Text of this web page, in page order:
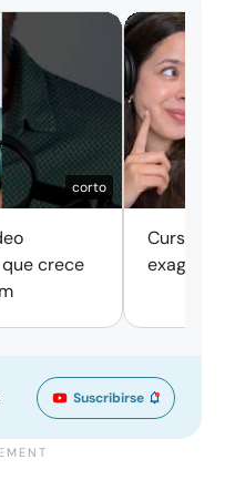
corto
crece
Cursos
Suscribirse